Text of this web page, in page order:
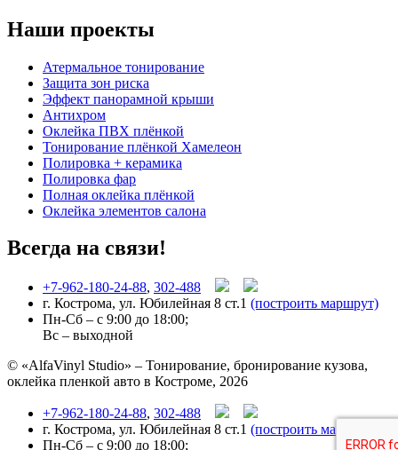
Наши проекты
Атермальное тонирование
Защита зон риска
Эффект панорамной крыши
Антихром
Оклейка ПВХ плёнкой
Тонирование плёнкой Хамелеон
Полировка + керамика
Полировка фар
Полная оклейка плёнкой
Оклейка элементов салона
Всегда на связи!
+7-962-180-24-88, 302-488
г. Кострома, ул. Юбилейная 8 ст.1 (построить маршрут)
Пн-Сб – с 9:00 до 18:00;
Вс – выходной
© «AlfaVinyl Studio» – Тонирование, бронирование кузова,
оклейка пленкой авто в Костроме, 2026
+7-962-180-24-88, 302-488
г. Кострома, ул. Юбилейная 8 ст.1 (построить маршрут)
Пн-Сб – с 9:00 до 18:00;